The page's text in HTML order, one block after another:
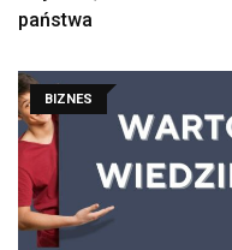
państwa
BIZNES